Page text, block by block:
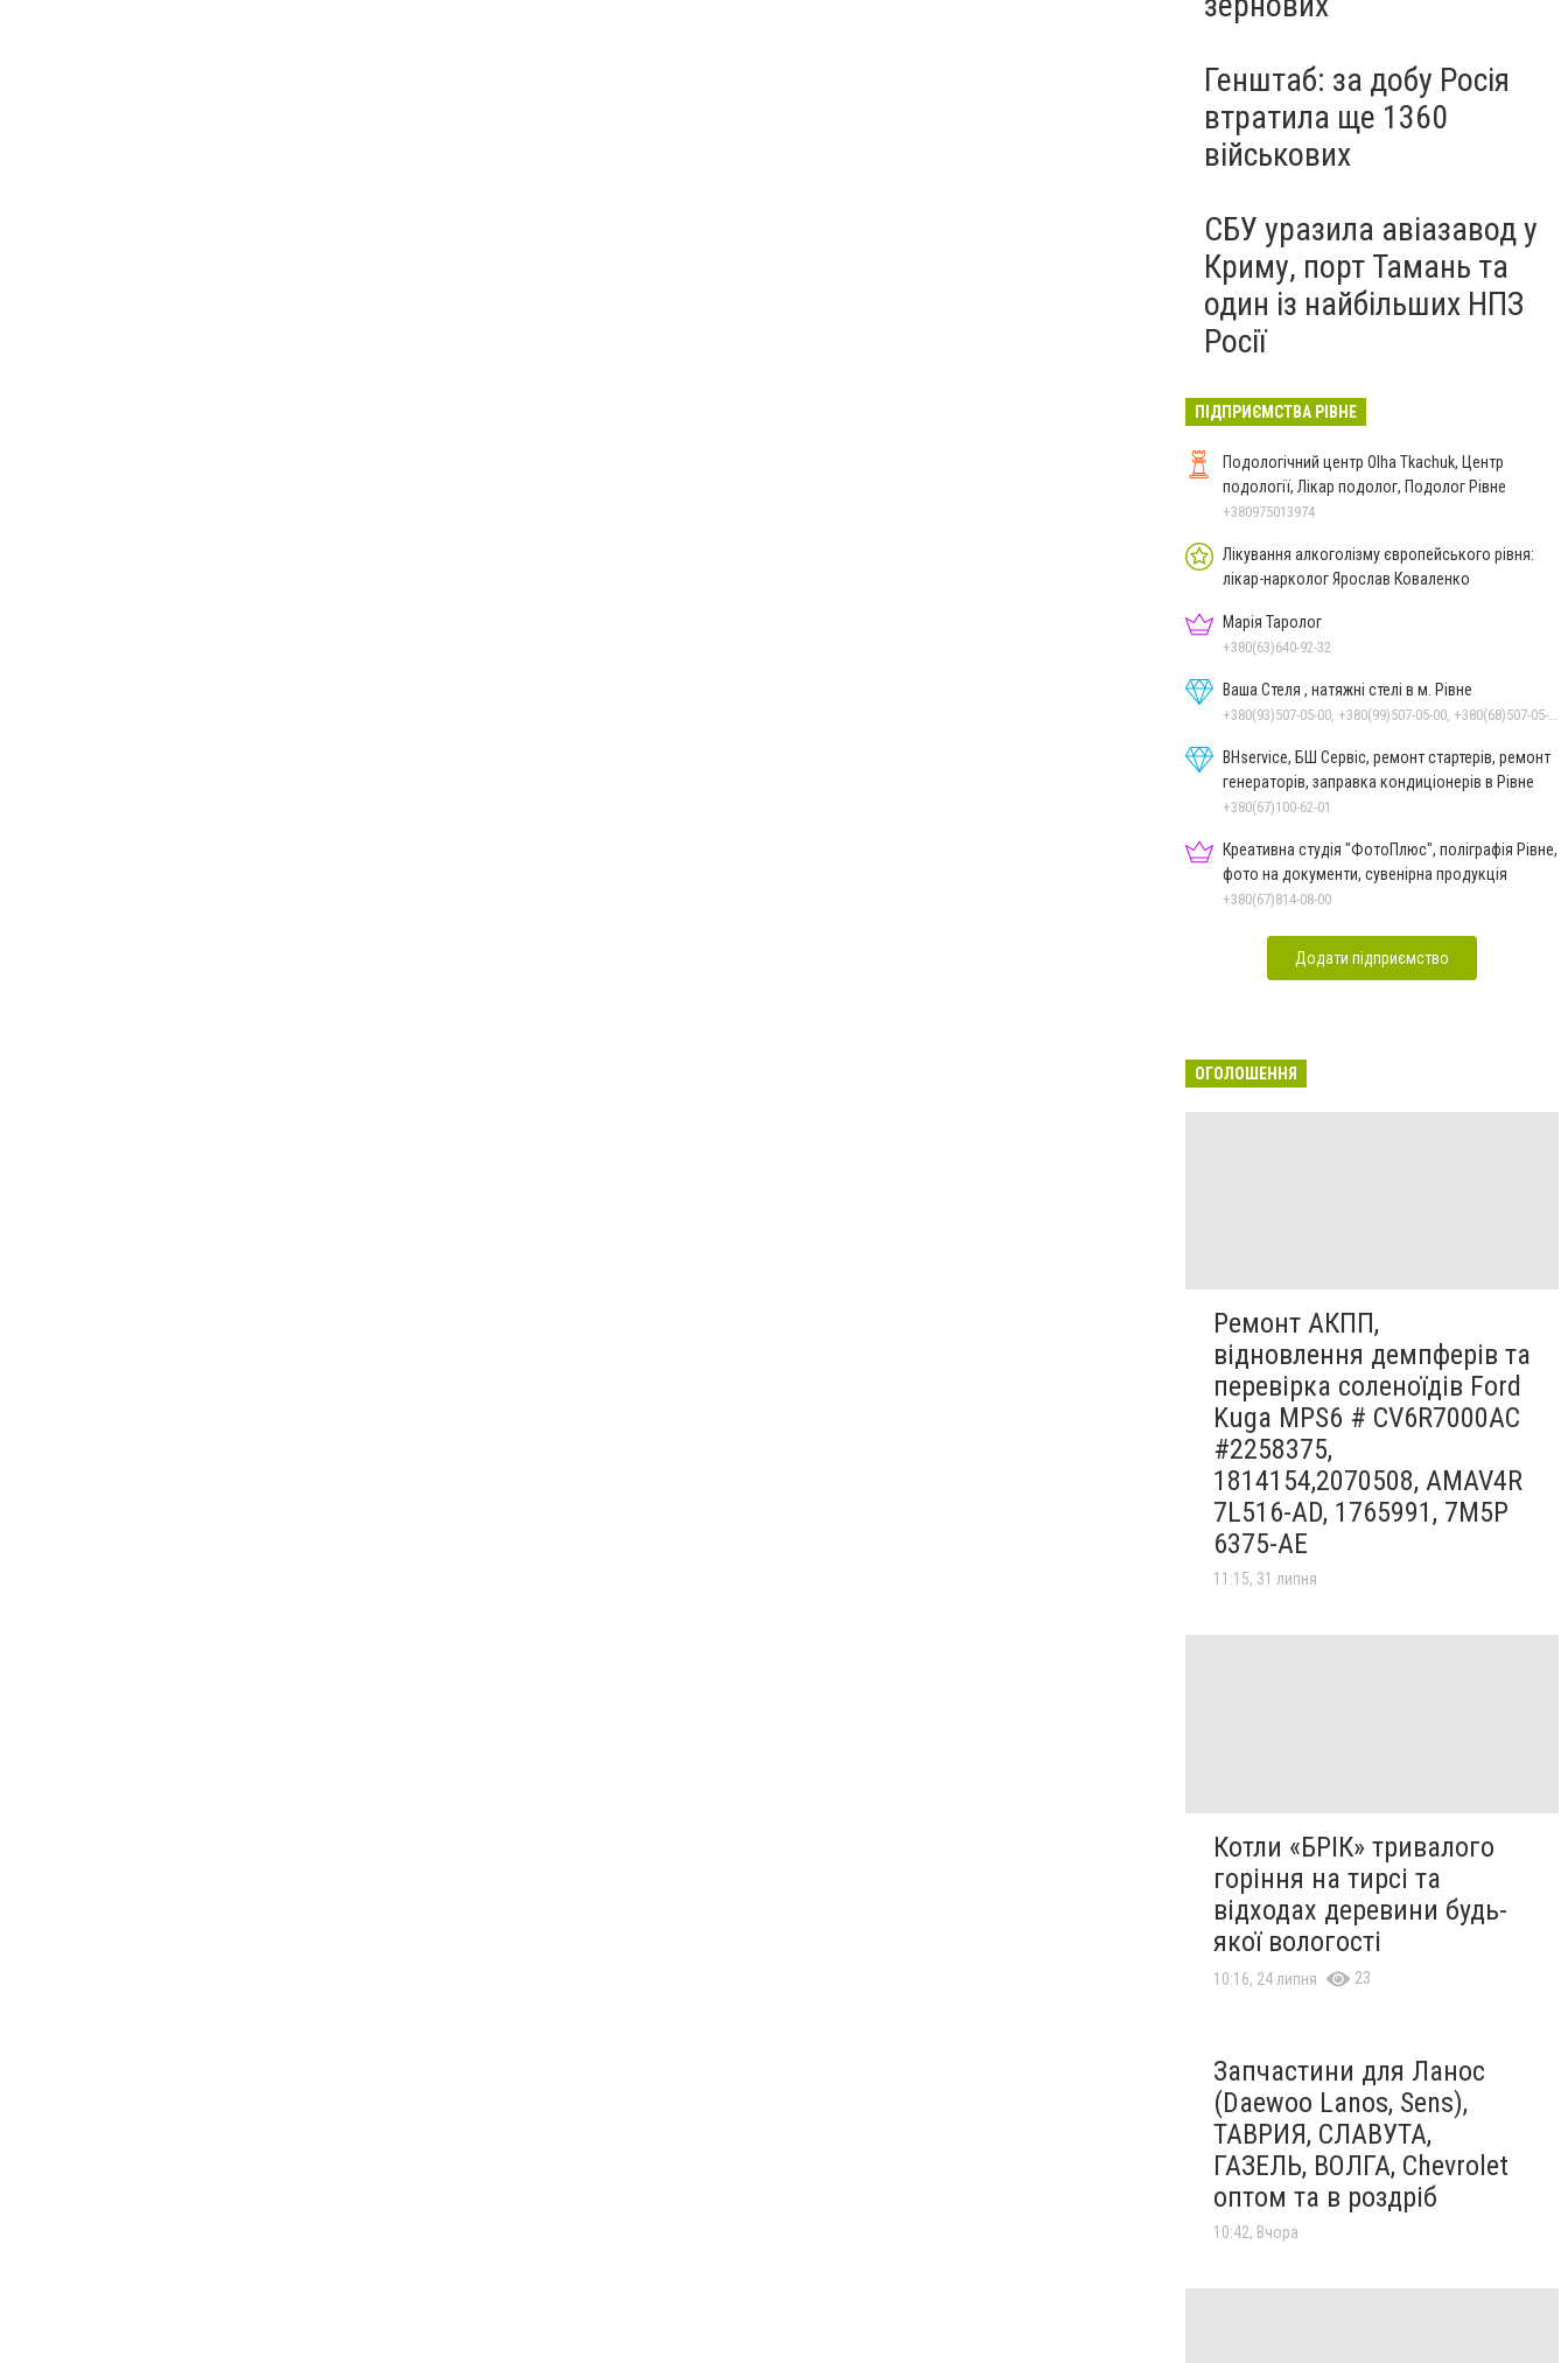
Генштаб: за добу Росія
втратила ще 1360
військових
СБУ уразила авіазавод у
Криму, порт Тамань та
один із найбільших НПЗ
Росії
ПІДПРИЄМСТВА РІВНЕ
Подологічний центр Olha Tkachuk, Центр
подології, Лікар подолог, Подолог Рівне
+380975013974
Лікування алкоголізму європейського рівня:
лікар-нарколог Ярослав Коваленко
Марія Таролог
+380(63)640-92-32
Ваша Стеля , натяжні стелі в м. Рівне
+380(93)507-05-00, +380(99)507-05-00, +380(68)507-05-00
BHservice, БШ Сервіс, ремонт стартерів, ремонт
генераторів, заправка кондиціонерів в Рівне
+380(67)100-62-01
Креативна студія "ФотоПлюс", поліграфія Рівне,
фото на документи, сувенірна продукція
+380(67)814-08-00
Додати підприємство
ОГОЛОШЕННЯ
Ремонт АКПП,
відновлення демпферів та
перевірка соленоїдів Ford
Kuga MPS6 # CV6R7000AC
#2258375,
1814154,2070508, AMAV4R
7L516-AD, 1765991, 7M5P
6375-AE
11:15, 31 липня
Котли «БРІК» тривалого
горіння на тирсі та
відходах деревини будь-
якої вологості
10:16, 24 липня 23
Запчастини для Ланос
(Daewoo Lanos, Sens),
ТАВРИЯ, СЛАВУТА,
ГАЗЕЛЬ, ВОЛГА, Chevrolet
оптом та в роздріб
10:42, Вчора